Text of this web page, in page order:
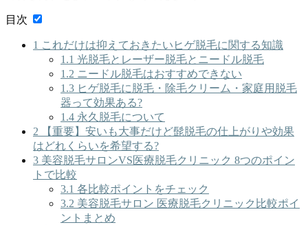
目次
1 これだけは抑えておきたいヒゲ脱毛に関する知識
1.1 光脱毛とレーザー脱毛とニードル脱毛
1.2 ニードル脱毛はおすすめできない
1.3 ヒゲ脱毛に脱毛・除毛クリーム・家庭用脱毛
器って効果ある?
1.4 永久脱毛について
2 【重要】安いも大事だけど髭脱毛の仕上がりや効果
はどれくらいを希望する?
3 美容脱毛サロンVS医療脱毛クリニック 8つのポイン
トで比較
3.1 各比較ポイントをチェック
3.2 美容脱毛サロン 医療脱毛クリニック比較ポイ
ントまとめ